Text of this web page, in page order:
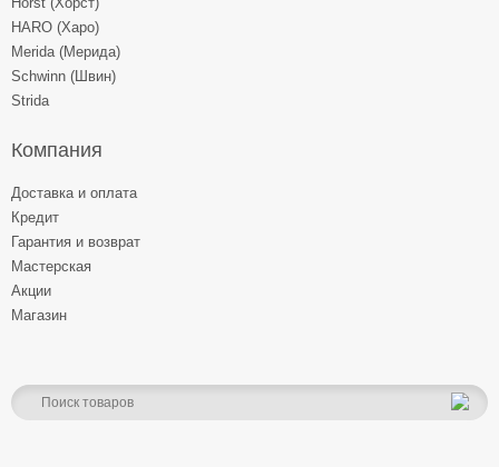
HARO (Харо)
Merida (Мерида)
Schwinn (Швин)
Strida
Компания
Доставка и оплата
Кредит
Гарантия и возврат
Мастерская
Акции
Магазин